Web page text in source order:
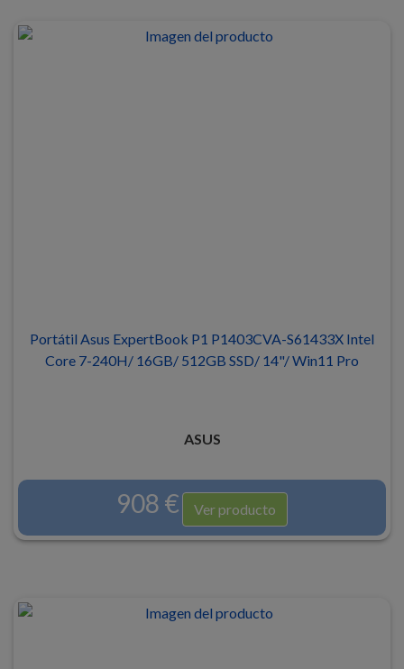
Portátil Asus ExpertBook P1 P1403CVA-S61433X Intel
Core 7-240H/ 16GB/ 512GB SSD/ 14"/ Win11 Pro
ASUS
908 € Ver producto